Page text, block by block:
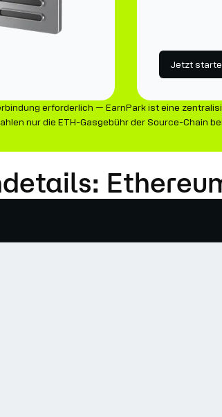
Jetzt
erforderlich — EarnPark ist eine
nur die ETH-Gasgebühr der Source-Chain